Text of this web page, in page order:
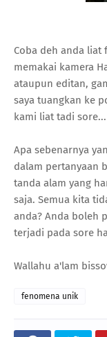
Coba deh anda
memakai kamera
ataupun editan,
saya tuangkan ke
kami liat tadi sore...
Apa sebenarnya
dalam pertanyaan
tanda alam yang
saja. Semua kita
anda? Anda boleh
terjadi pada sore
Wallahu a'lam
fenomena unik